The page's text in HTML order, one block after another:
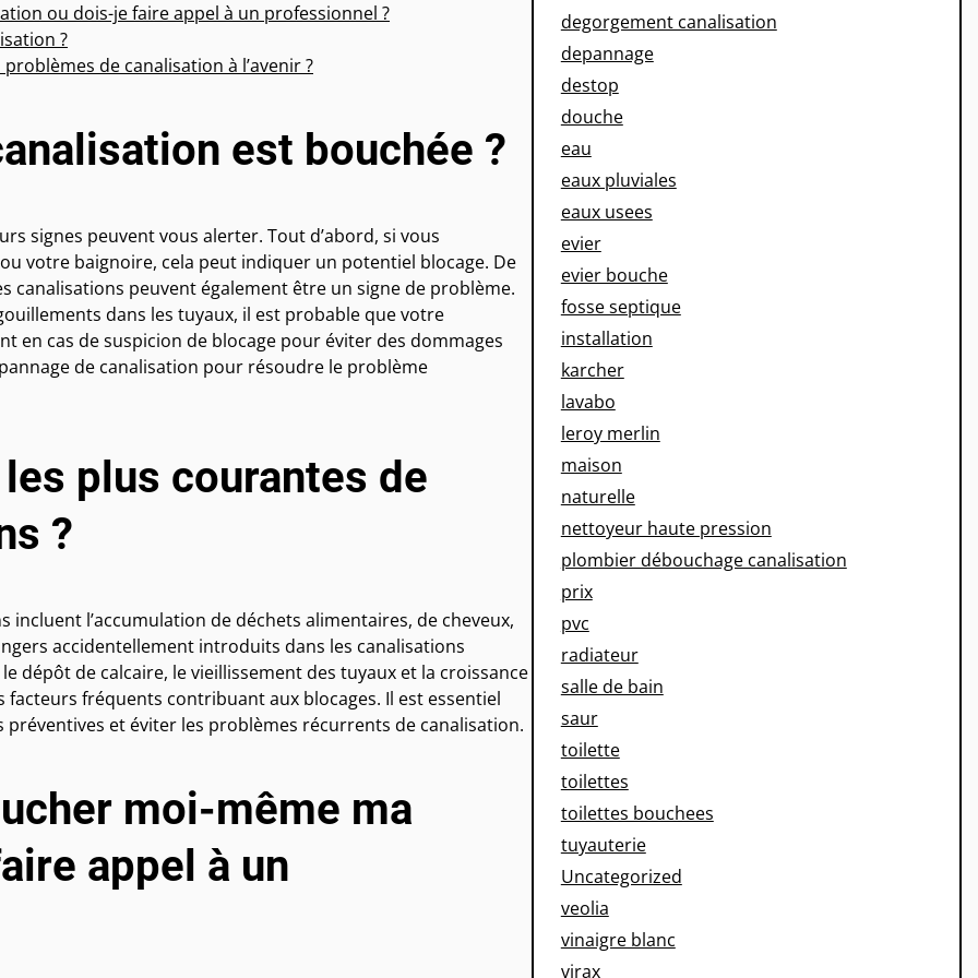
ou dois-je faire appel à un professionnel ?
?
de canalisation à l’avenir ?
est bouchée ?
signes peuvent vous alerter. Tout d’abord, si vous
votre baignoire, cela peut indiquer un potentiel blocage. De
canalisations peuvent également être un signe de problème.
dans les tuyaux, il est probable que votre
en cas de suspicion de blocage pour éviter des dommages
de canalisation pour résoudre le problème
plus courantes de
?
incluent l’accumulation de déchets alimentaires, de cheveux,
accidentellement introduits dans les canalisations
dépôt de calcaire, le vieillissement des tuyaux et la croissance
fréquents contribuant aux blocages. Il est essentiel
et éviter les problèmes récurrents de canalisation.
moi-même ma
appel à un
degorgement canalisation
depannage
destop
douche
eau
eaux pluviales
eaux usees
evier
evier bouche
fosse septique
installation
karcher
lavabo
leroy merlin
maison
naturelle
nettoyeur haute pression
plombier débouchage canalisation
prix
pvc
radiateur
salle de bain
saur
toilette
toilettes
toilettes bouchees
tuyauterie
Uncategorized
veolia
vinaigre blanc
virax